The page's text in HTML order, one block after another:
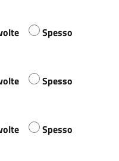
Spesso
Spesso
Spesso